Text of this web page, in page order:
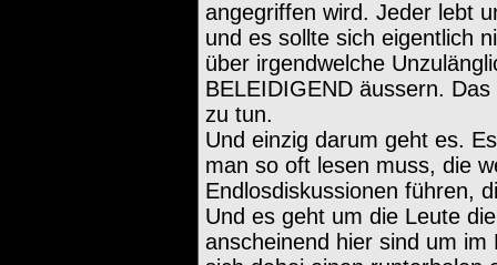
angegriffen wird. Jeder lebt
und es sollte sich eigentlich
über irgendwelche
BELEIDIGEND äussern.
zu tun.
Und einzig darum geht es.
man so oft lesen muss, die
Endlosdiskussionen führen,
Und es geht um die Leute
anscheinend hier sind um